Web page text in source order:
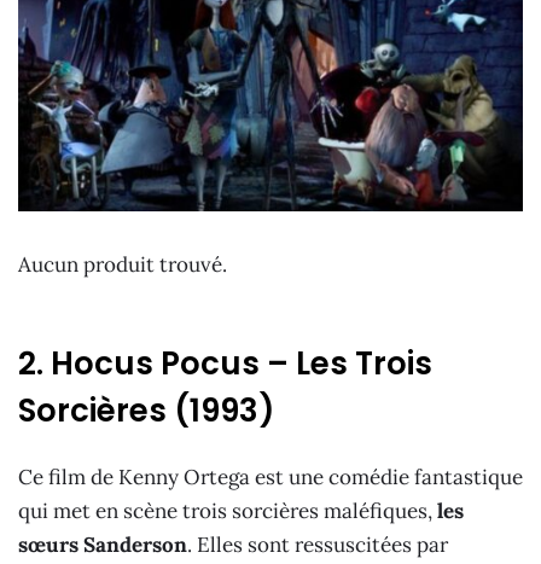
Aucun produit trouvé.
2. Hocus Pocus – Les Trois
Sorcières (1993)
Ce film de Kenny Ortega est une comédie fantastique
qui met en scène trois sorcières maléfiques,les
sœurs Sanderson. Elles sont ressuscitées par